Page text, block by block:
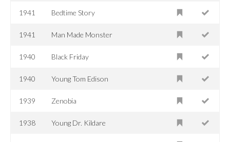
1941 Bedtime Story
1941 Man Made Monster
1940 Black Friday
1940 Young Tom Edison
1939 Zenobia
1938 Young Dr. Kildare